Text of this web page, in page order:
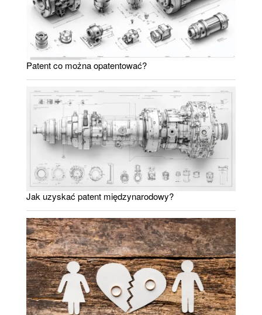
Patent co można opatentować?
Jak uzyskać patent międzynarodowy?